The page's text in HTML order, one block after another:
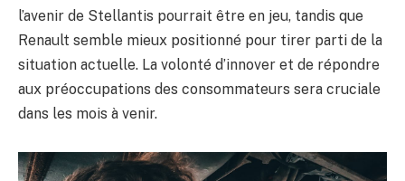
l’avenir de Stellantis pourrait être en jeu, tandis que
Renault semble mieux positionné pour tirer parti de la
situation actuelle. La volonté d’innover et de répondre
aux préoccupations des consommateurs sera cruciale
dans les mois à venir.